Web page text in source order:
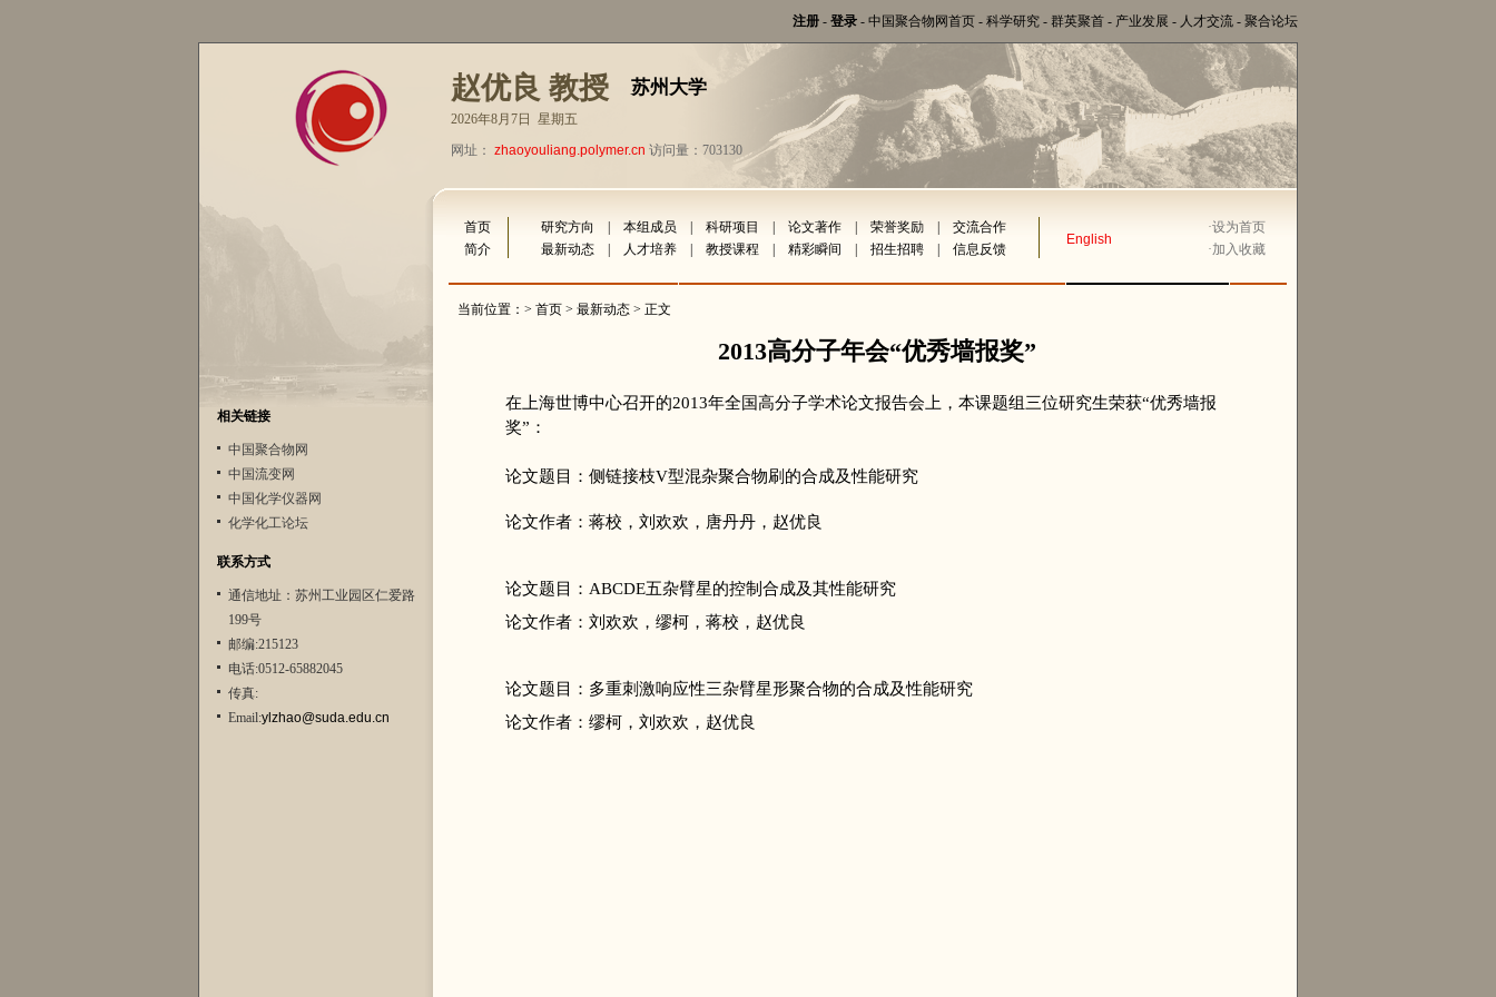
注册 - 登录 - 中国聚合物网首页 - 科学研究 - 群英聚首 - 产业发展 - 人才交流 - 聚合论坛
赵优良 教授 苏州大学
2026年8月7日 星期五
网址： zhaoyouliang.polymer.cn 访问量：703130
相关链接
中国聚合物网
中国流变网
中国化学仪器网
化学化工论坛
联系方式
通信地址：苏州工业园区仁爱路
199号
邮编:215123
电话:0512-65882045
传真:
Email:ylzhao@suda.edu.cn
首页 研究方向 本组成员 科研项目 论文著作 荣誉奖励 交流合作
English
·设为首页
简介
最新动态 人才培养 教授课程 精彩瞬间 招生招聘 信息反馈 ·加入收藏
当前位置：> 首页 > 最新动态 > 正文
2013高分子年会“优秀墙报奖”
在上海世博中心召开的2013年全国高分子学术论文报告会上，本课题组三位研究生荣获“优秀墙报
奖”：
论文题目：侧链接枝V型混杂聚合物刷的合成及性能研究
论文作者：蒋校，刘欢欢，唐丹丹，赵优良
论文题目：ABCDE五杂臂星的控制合成及其性能研究
论文作者 ：刘欢欢 ，缪柯，蒋校，赵优良
论文题目：多重刺激响应性三杂臂星形聚合物的合成及性能研究
论文作者：缪柯，刘欢欢，赵优良